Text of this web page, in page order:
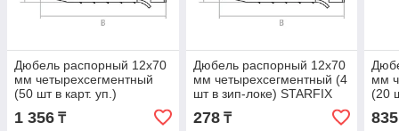
Дюбель распорный 12х70
мм четырехсегментный
(50 шт в карт. уп.)
STARFIX (STARFIX)
(SMC3-48355-50)
1 356 ₸
Дюбель распорный 12х70
мм четырехсегментный (4
шт в зип-локе) STARFIX
(STARFIX) (SMZ1-48355-
4)
278₸
мм
(20
835